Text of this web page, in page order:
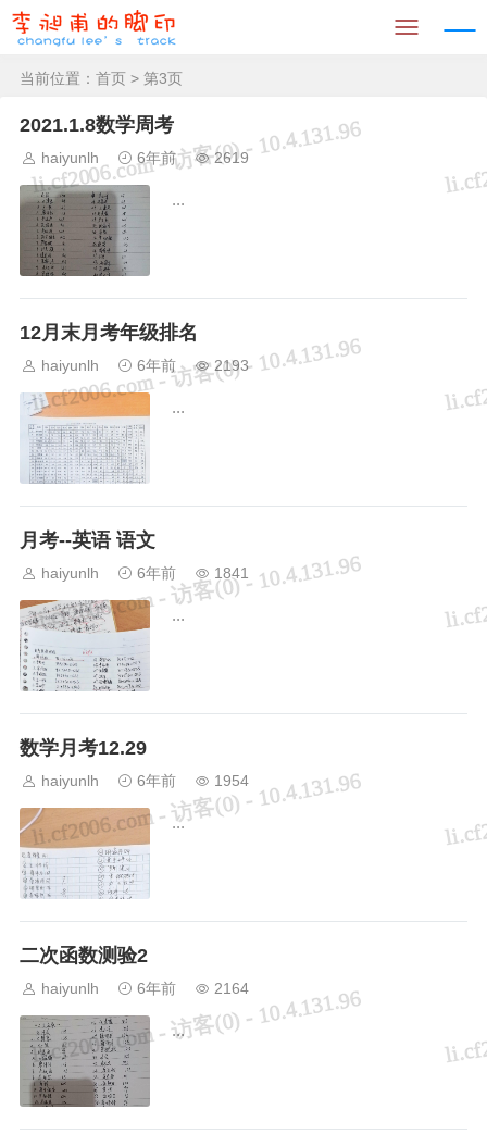
当前位置： 首页 > 第3页
2021.1.8数学周考
haiyunlh 6年前 2619
...
12月末月考年级排名
haiyunlh 6年前 2193
...
月考--英语 语文
haiyunlh 6年前 1841
...
数学月考12.29
haiyunlh 6年前 1954
...
二次函数测验2
haiyunlh 6年前 2164
...